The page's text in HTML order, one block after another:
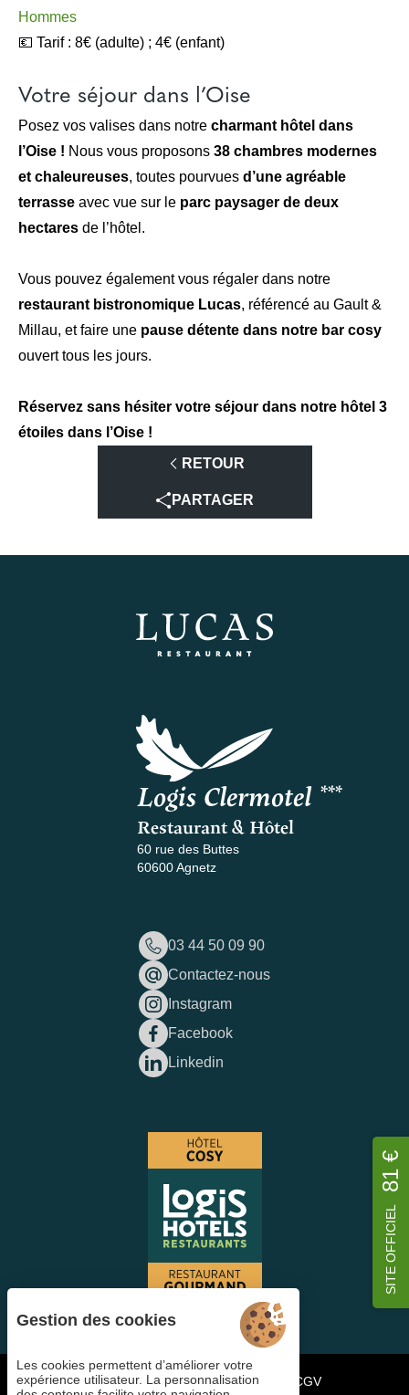
Hommes
💶 Tarif : 8€ (adulte) ; 4€ (enfant)
Votre séjour dans l’Oise
Posez vos valises dans notre charmant hôtel dans
l’Oise ! Nous vous proposons 38 chambres modernes
et chaleureuses, toutes pourvues d’une agréable
terrasse avec vue sur le parc paysager de deux
hectares de l’hôtel.
Vous pouvez également vous régaler dans notre
restaurant bistronomique Lucas, référencé au Gault &
Millau, et faire une pause détente dans notre bar cosy
ouvert tous les jours.
Réservez sans hésiter votre séjour dans notre hôtel 3
étoiles dans l’Oise !
RETOUR
PARTAGER
Logis Clermotel ***
Restaurant & Hôtel
60 rue des Buttes
60600 Agnetz
03 44 50 09 90
Contactez-nous
Instagram
Facebook
Linkedin
Gestion des cookiesFAQCandidater
CGV
Gestion des cookies
Les cookies permettent d’améliorer votre
expérience utilisateur. La personnalisation
SITE OFFICIEL
81 €